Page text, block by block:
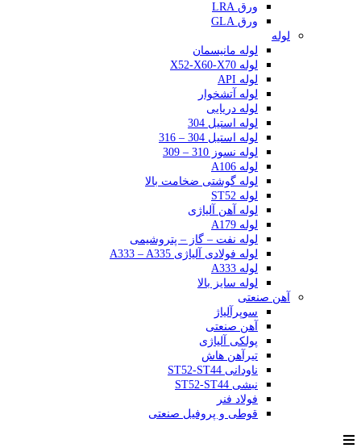
ورق LRA
ورق GLA
لوله
لوله مانیسمان
لوله X52-X60-X70
لوله API
لوله آتشخوار
لوله دریایی
لوله استیل 304
لوله استیل 304 – 316
لوله نسوز 310 – 309
لوله A106
لوله گوشتی ضخامت بالا
لوله ST52
لوله آهن آلیاژی
لوله A179
لوله نفت – گاز – پتروشیمی
لوله فولادی آلیاژی A333 – A335
لوله A333
لوله سایز بالا
آهن صنعتی
سوپرآلیاژ
آهن صنعتی
پولکی آلیاژی
تیرآهن هاش
ناودانی ST52-ST44
نبشی ST52-ST44
فولاد فنر
قوطی و پروفیل صنعتی